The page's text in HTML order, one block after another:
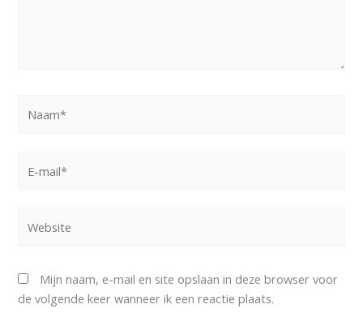
mail*
Mijn naam, e-mail en site opslaan in deze browser voor
de volgende keer wanneer ik een reactie plaats.